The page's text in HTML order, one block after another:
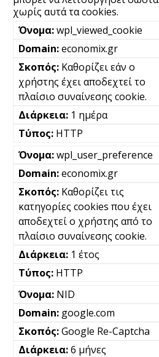
χωρίς αυτά τα cookies.
wpl_viewed_cookie
economix.gr
Καθορίζει εάν ο
χρήστης έχει αποδεχτεί το
πλαίσιο συναίνεσης cookie.
1 ημέρα
HTTP
wpl_user_preference
economix.gr
Καθορίζει τις
κατηγορίες cookies που έχει
αποδεχτεί ο χρήστης από το
πλαίσιο συναίνεσης cookie.
1 έτος
HTTP
NID
google.com
Google Re-Captcha
6 μήνες